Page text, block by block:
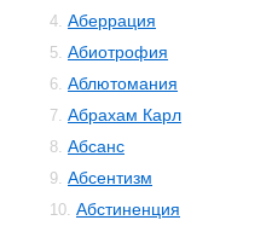
4. Аберрация
5. Абиотрофия
6. Аблютомания
7. Абрахам Карл
8. Абсанс
9. Абсентизм
10. Абстиненция